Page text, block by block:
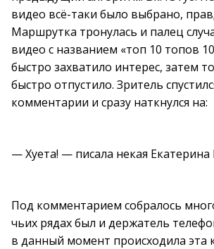
видео всё-таки было выбрано,
Маршрутка тронулась и палец
видео с названием «топ 10 топов
быстро захватило интерес, затем
быстро отпустило. Зритель
комментарии и сразу наткнулся на:
— Хуета! — писала некая
Под комментарием собралось
чьих рядах был и держатель
в данный момент происходила эта